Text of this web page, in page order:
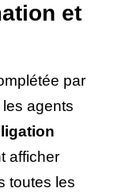
et
par
agents
afficher
toutes les